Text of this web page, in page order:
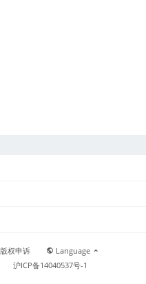
版权申诉
Language
沪ICP备14040537号-1